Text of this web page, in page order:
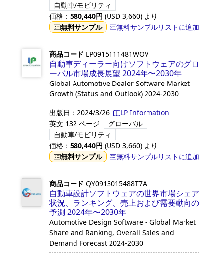
自動車/モビリティ
価格： 580,440円 (USD 3,660) より
無料サンプル
無料サンプルリストに追加
商品コード LP0915111481WOV
自動車ディーラー向けソフトウェアのグロ
ーバル市場成長展望 2024年〜2030年
Global Automotive Dealer Software Market
Growth (Status and Outlook) 2024-2030
出版日： 2024/3/26
LP Information
英文 132 ページ
グローバル
自動車/モビリティ
価格： 580,440円 (USD 3,660) より
無料サンプル
無料サンプルリストに追加
商品コード QY0913015488T7A
自動車設計ソフトウェアの世界市場シェア
状況、ランキング、売上および需要動向の
予測 2024年〜2030年
Automotive Design Software - Global Market
Share and Ranking, Overall Sales and
Demand Forecast 2024-2030